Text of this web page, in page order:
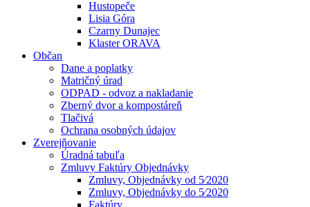
Hustopeče
Lisia Góra
Czarny Dunajec
Klaster ORAVA
Občan
Dane a poplatky
Matričný úrad
ODPAD - odvoz a nakladanie
Zberný dvor a kompostáreň
Tlačivá
Ochrana osobných údajov
Zverejňovanie
Úradná tabuľa
Zmluvy Faktúry Objednávky
Zmluvy, Objednávky od 5⁄2020
Zmluvy, Objednávky do 5⁄2020
Faktúry